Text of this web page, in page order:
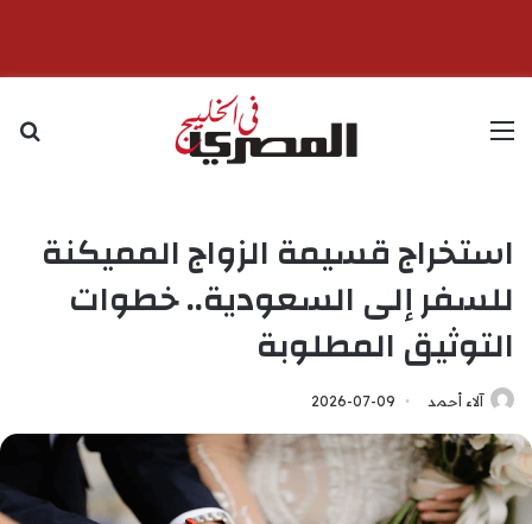
القائمة
استخراج قسيمة الزواج المميكنة
للسفر إلى السعودية.. خطوات
التوثيق المطلوبة
آلاء أحمد 2026-07-09